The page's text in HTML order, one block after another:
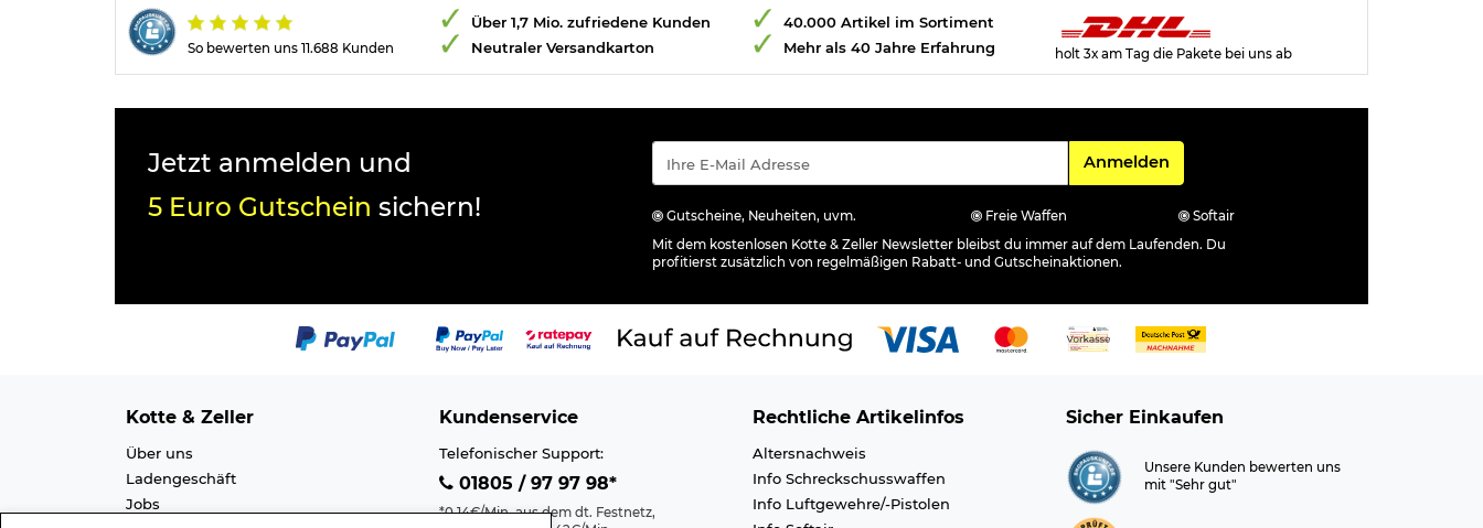
So bewerten uns 11.688 Kunden
Über 1,7 Mio. zufriedene Kunden
Neutraler Versandkarton
40.000 Artikel im Sortiment
Mehr als 40 Jahre Erfahrung
holt 3x am Tag die Pakete bei uns ab
Jetzt anmelden und
5 Euro Gutschein sichern!
Für den Newsletter
Anmelden
Gutscheine, Neuheiten, uvm. Freie Waffen
Softair
Mit dem kostenlosen Kotte & Zeller Newsletter bleibst du immer auf dem Laufenden. Du
profitierst zusätzlich von regelmäßigen Rabatt- und Gutscheinaktionen.
Kotte & Zeller
Über uns
Ladengeschäft
Jobs
Kundenservice
Telefonischer Support:
01805 / 97 97 98*
*0,14€/Min. aus dem dt. Festnetz,
Rechtliche Artikelinfos
Altersnachweis
Info Schreckschusswaffen
Info Luftgewehre/-Pistolen
Sicher Einkaufen
Unsere Kunden bewerten uns
mit "Sehr gut"